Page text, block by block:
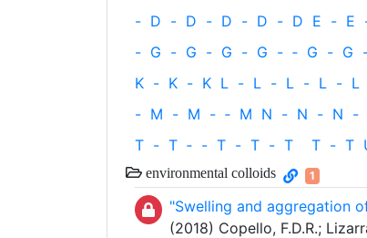
- D - D - D - D - D E - E
- G - G - G - G - ‐ G - G
K - K - K L - L - L - L - L
- M - M - ‐ M N - N - N -
T - T ‐ - T - T - T T - T
environmental colloids 1
"Swelling and aggregation
(2018) Copello, F.D.R.;